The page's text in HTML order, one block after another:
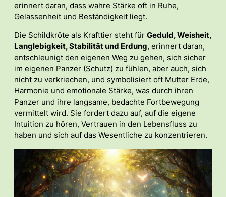
erinnert daran, dass wahre Stärke oft in Ruhe,
Gelassenheit und Beständigkeit liegt.
Die Schildkröte als Krafttier steht für Geduld, Weisheit,
Langlebigkeit, Stabilität und Erdung, erinnert daran,
entschleunigt den eigenen Weg zu gehen, sich sicher
im eigenen Panzer (Schutz) zu fühlen, aber auch, sich
nicht zu verkriechen, und symbolisiert oft Mutter Erde,
Harmonie und emotionale Stärke, was durch ihren
Panzer und ihre langsame, bedachte Fortbewegung
vermittelt wird. Sie fordert dazu auf, auf die eigene
Intuition zu hören, Vertrauen in den Lebensfluss zu
haben und sich auf das Wesentliche zu konzentrieren.